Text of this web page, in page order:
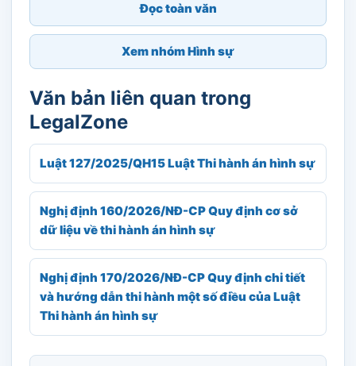
Đọc toàn văn
Xem nhóm Hình sự
Văn bản liên quan trong
LegalZone
Luật 127/2025/QH15 Luật Thi hành án hình sự
Nghị định 160/2026/NĐ-CP Quy định cơ sở
dữ liệu về thi hành án hình sự
Nghị định 170/2026/NĐ-CP Quy định chi tiết
và hướng dẫn thi hành một số điều của Luật
Thi hành án hình sự